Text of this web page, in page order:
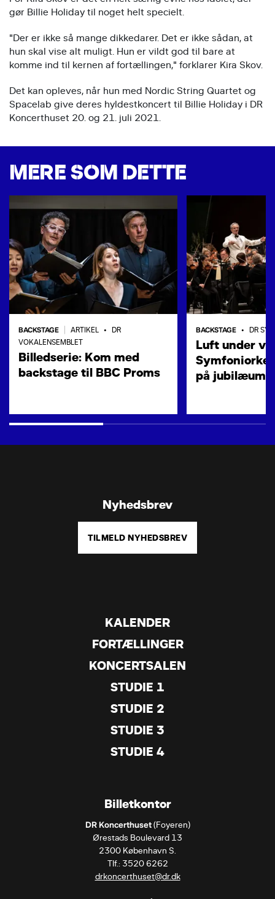
gør Billie Holiday til noget helt specielt.
"Der er ikke så mange dikkedarer. Det er ikke sådan, at
hun skal vise alt muligt. Hun er vildt god til bare at
komme ind til kernen af fortællingen," forklarer Kira Skov.
Det kan opleves, når hun med Nordic String Quartet og
Spacelab give deres hyldestkoncert til Billie Holiday i DR
Koncerthuset 20. og 21. juli 2021.
MERE SOM DETTE
BACKSTAGE ARTIKEL •
DR
VOKALENSEMBLET
Billedserie: Kom med
backstage til BBC Proms
BACKSTAGE • DR
Luft under
på
KALENDER
FORTÆLLINGER
KONCERTSALEN
STUDIE 1
STUDIE 2
STUDIE 3
STUDIE 4
Nyhedsbrev
TILMELD NYHEDSBREV
Billetkontor
DR Koncerthuset (Foyeren)
Ørestads Boulevard 13
2300 København S.
drkoncerthuset@dr.dk